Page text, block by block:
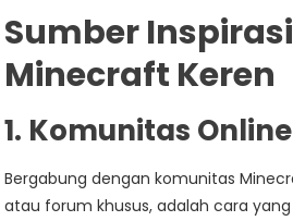
Sumber
Minecraft Keren
1. Komunitas Online
Bergabung dengan komunitas
atau forum khusus, adalah cara